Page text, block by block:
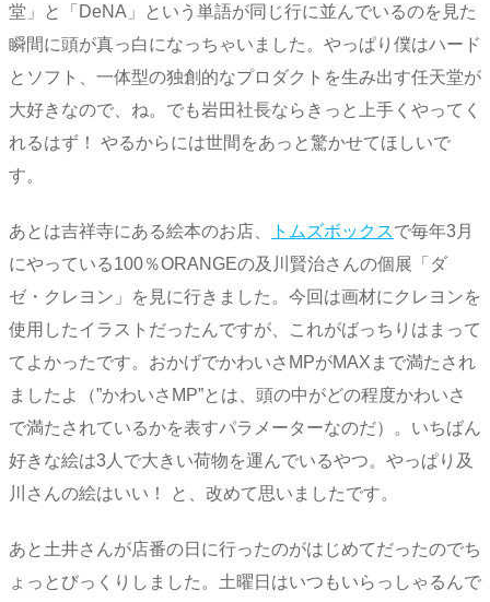
堂」と「DeNA」という単語が同じ行に並んでいるのを見た
瞬間に頭が真っ白になっちゃいました。やっぱり僕はハード
とソフト、一体型の独創的なプロダクトを生み出す任天堂が
大好きなので、ね。でも岩田社長ならきっと上手くやってく
れるはず！ やるからには世間をあっと驚かせてほしいで
す。
あとは吉祥寺にある絵本のお店、 トムズボックスで毎年3月
にやっている100％ORANGEの及川賢治さんの個展「ダ
ゼ・クレヨン」を見に行きました。今回は画材にクレヨンを
使用したイラストだったんですが、これがばっちりはまって
てよかったです。おかげでかわいさMPがMAXまで満たされ
ましたよ（”かわいさMP”とは、頭の中がどの程度かわいさ
で満たされているかを表すパラメーターなのだ）。いちばん
好きな絵は3人で大きい荷物を運んでいるやつ。やっぱり及
川さんの絵はいい！ と、改めて思いましたです。
あと土井さんが店番の日に行ったのがはじめてだったのでち
ょっとびっくりしました。土曜日はいつもいらっしゃるんで